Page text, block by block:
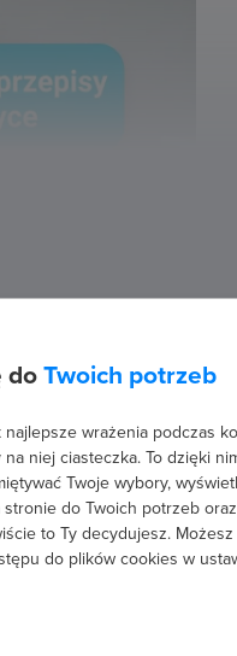
do Twoich potrzeb
najlepsze wrażenia podczas
niej ciasteczka. To dzięki
Twoje wybory,
do Twoich potrzeb
to Ty decydujesz.
do plików cookies w